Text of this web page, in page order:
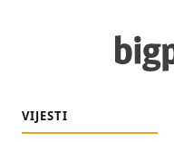
VIJESTI